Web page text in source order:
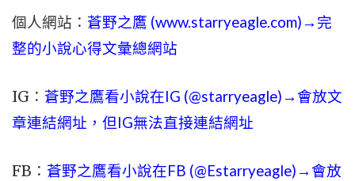
個人網站： 蒼野之鷹 (www.starryeagle.com)→完
整的小說心得文彙總網站
IG： 蒼野之鷹看小說在IG (@starryeagle)→會放文
章連結網址，但IG無法直接連結網址
FB： 蒼野之鷹看小說在FB (@Estarryeagle)→會放